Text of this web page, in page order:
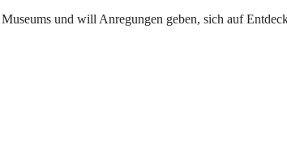
und will Anregungen geben, sich auf